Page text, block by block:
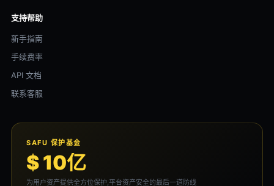
支持帮助
新手指南
手续费率
API 文档
联系客服
SAFU 保护基金
$ 10亿
为用户资产提供全方位保护,平台资产安全的最后一道防线